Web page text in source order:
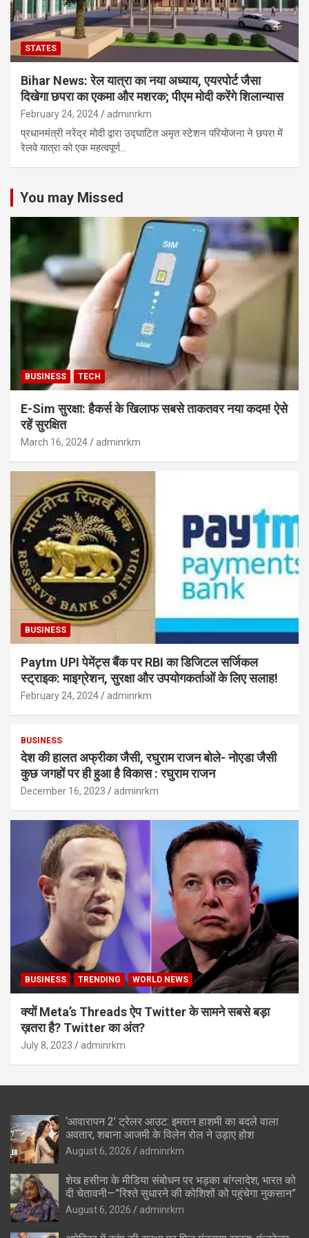
STATES
Bihar News: रेल यात्रा का नया अध्याय, एयरपोर्ट जैसा
दिखेगा छपरा का एकमा और मशरक; पीएम मोदी करेंगे शिलान्यास
February 24, 2024 adminrkm
प्रधानमंत्री नरेंद्र मोदी द्वारा उद्घाटित अमृत स्टेशन परियोजना ने छपरा में
रेलवे यात्रा को एक महत्वपूर्ण…
You may Missed
BUSINESS TECH
E-Sim सुरक्षा: हैकर्स के खिलाफ सबसे ताकतवर नया कदम! ऐसे
रहें सुरक्षित
March 16, 2024 adminrkm
BUSINESS
Paytm UPI पेमेंट्स बैंक पर RBI का डिजिटल सर्जिकल
स्ट्राइक: माइग्रेशन, सुरक्षा और उपयोगकर्ताओं के लिए सलाह!
February 24, 2024 adminrkm
BUSINESS
देश की हालत अफ्रीका जैसी, रघुराम राजन बोले- नोएडा जैसी
कुछ जगहों पर ही हुआ है विकास : रघुराम राजन
December 16, 2023 adminrkm
BUSINESS TRENDING WORLD NEWS
क्यों Meta’s Threads ऐप Twitter के सामने सबसे बड़ा
ख़तरा है? Twitter का अंत?
July 8, 2023 adminrkm
‘आवारापन 2’ ट्रेलर आउट: इमरान हाशमी का बदले वाला
अवतार, शबाना आजमी के विलेन रोल ने उड़ाए होश
August 6, 2026 adminrkm
शेख हसीना के मीडिया संबोधन पर भड़का बांग्लादेश, भारत को
दी चेतावनी—”रिश्ते सुधारने की कोशिशों को पहुंचेगा नुकसान”
August 6, 2026 adminrkm